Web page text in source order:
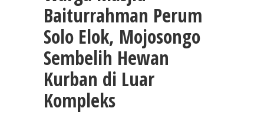
Baiturrahman Perum
Solo Elok, Mojosongo
Sembelih Hewan
Kurban di Luar
Kompleks